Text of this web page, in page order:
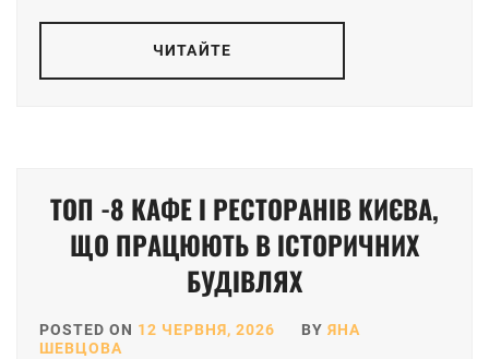
ЧИТАЙТЕ
ТОП -8 КАФЕ І РЕСТОРАНІВ КИЄВА,
ЩО ПРАЦЮЮТЬ В ІСТОРИЧНИХ
БУДІВЛЯХ
POSTED ON 12 ЧЕРВНЯ, 2026 BY ЯНА
ШЕВЦОВА